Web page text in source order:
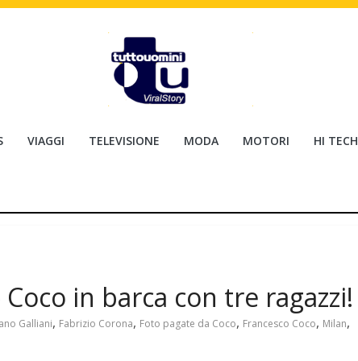
VIAGGI TELEVISIONE MODA MOTORI HI TECH
in barca con tre ragazzi!
Galliani, Fabrizio Corona, Foto pagate da Coco, Francesco Coco, Milan,